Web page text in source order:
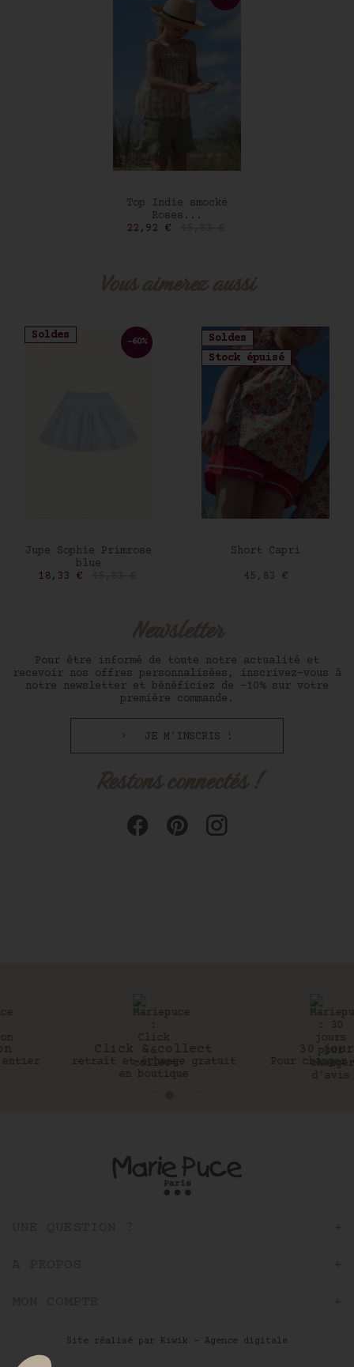
AJOUTER AU PANIER
Top Indie smocké
Roses...
Prix
22,92 €
Soldes
AJOUTER AU PANIER
Jupe Sophie Primrose
blue
Prix
18,33 €
-60%
Soldes
Stock épuisé
AJOUTER AU PANIER
Short Capri
Prix
45,83 €
Pour être informé de toute notre actualité et
recevoir nos offres personnalisées, inscrivez-vous à
notre newsletter et bénéficiez de -10% sur votre
première commande.
JE M'INSCRIS !
Click & collect
retrait et échange gratuit
en boutique
30 jours
Pour changer d’avis
Site réalisé par Kiwik - Agence digitale